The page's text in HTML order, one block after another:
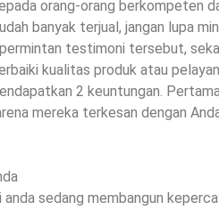
orang-orang berkompeten
banyak terjual, jangan lupa
testimoni tersebut,
kualitas produk atau
2 keuntungan.
mereka terkesan dengan
sedang membangun